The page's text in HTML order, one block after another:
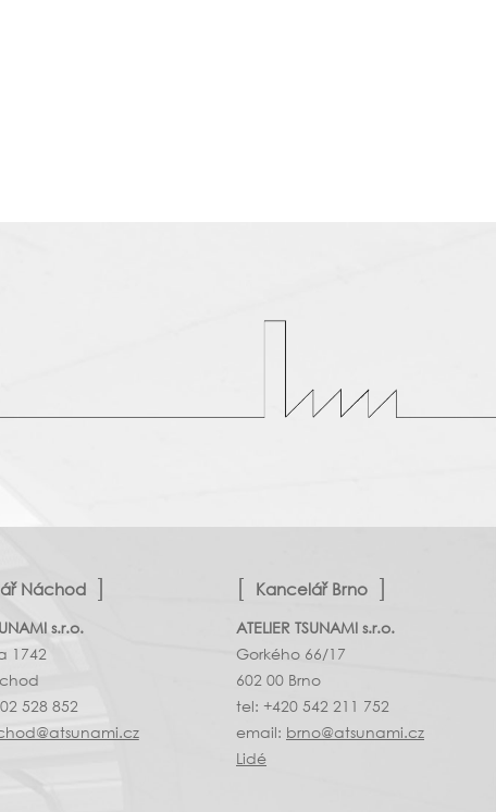
Náchod
s.r.o.
1742
528 852
Kancelář Brno
ATELIER TSUNAMI s.r.o.
Gorkého 66/17
602 00 Brno
tel: +420 542 211 752
email: brno@atsunami.cz
Lidé